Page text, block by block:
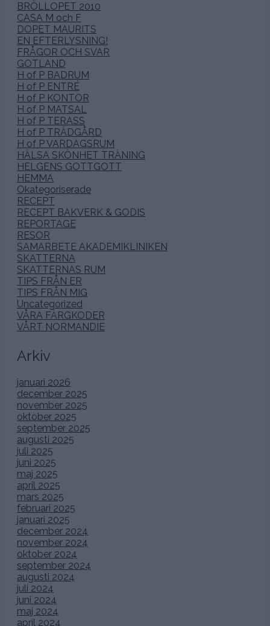
BRÖLLOPET 2010
CASA M och F
DOPET MAURITS
EN EFTERLYSNING!
FRÅGOR OCH SVAR
GOTLAND
H of P BADRUM
H of P ENTRÉ
H of P KONTOR
H of P MATSAL
H of P TERASS
H of P TRÄDGÅRD
H of P VARDAGSRUM
HÄLSA SKÖNHET TRÄNING
HELGENS GOTTGOTT
HEMMA
Okategoriserade
RECEPT
RECEPT BAKVERK & GODIS
REPORTAGE
RESOR
SAMARBETE AKADEMIKLINIKEN
SKATTERNA
SKATTERNAS RUM
TIPS FRÅN ER
TIPS FRÅN MIG
Uncategorized
VÅRA FÄRGKODER
VÅRT NORMANDIE
Arkiv
januari 2026
december 2025
november 2025
oktober 2025
september 2025
augusti 2025
juli 2025
juni 2025
maj 2025
april 2025
mars 2025
februari 2025
januari 2025
december 2024
november 2024
oktober 2024
september 2024
augusti 2024
juli 2024
juni 2024
maj 2024
april 2024